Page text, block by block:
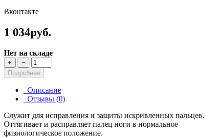
Вконтакте
1 034руб.
Нет на складе
+
−
Подробнее
Описание
Отзывы (0)
Служит для исправления и защиты искривленных пальцев.
Оттягивает и расправляет палец ноги в нормальное
физиологическое положение.